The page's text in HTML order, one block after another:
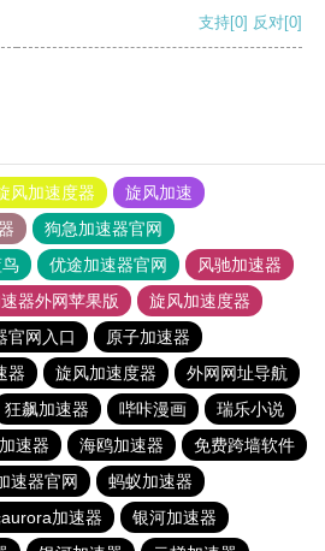
支持[0] 反对[0]
风加速度器
旋风加速
狗急加速器官网
优途加速器官网
风驰加速器
器外网苹果版
旋风加速度器
官网入口
原子加速器
器 旋风加速度器
外网网址导航
狂飙加速器 哔咔漫画
瑞乐小说
速器 海鸥加速器
免费跨墙软件
速器官网
蚂蚁加速器
加速器
银河加速器